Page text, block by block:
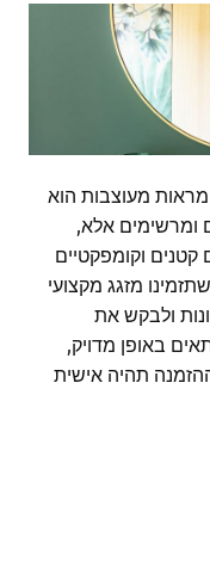
מעוצבות הוא
ומרשימים אלא,
וקומפקטיים
מזגג מקצועי
ולבקש את
באופן מדויק,
תהיה אישית